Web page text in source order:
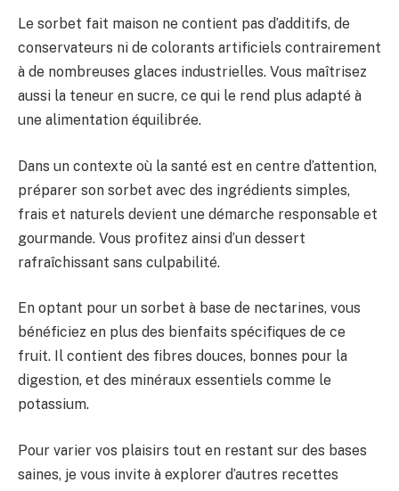
Le sorbet fait maison ne contient pas d’additifs, de
conservateurs ni de colorants artificiels contrairement
à de nombreuses glaces industrielles. Vous maîtrisez
aussi la teneur en sucre, ce qui le rend plus adapté à
une alimentation équilibrée.
Dans un contexte où la santé est en centre d’attention,
préparer son sorbet avec des ingrédients simples,
frais et naturels devient une démarche responsable et
gourmande. Vous profitez ainsi d’un dessert
rafraîchissant sans culpabilité.
En optant pour un sorbet à base de nectarines, vous
bénéficiez en plus des bienfaits spécifiques de ce
fruit. Il contient des fibres douces, bonnes pour la
digestion, et des minéraux essentiels comme le
potassium.
Pour varier vos plaisirs tout en restant sur des bases
saines, je vous invite à explorer d’autres recettes